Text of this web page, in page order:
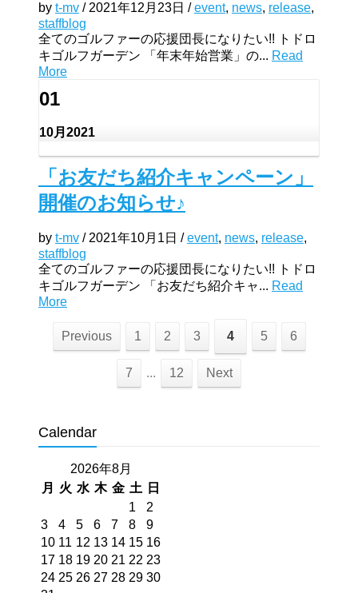
by t-mv / 2021年12月23日 / event, news, release,
staffblog
全てのゴルファーの応援団長になりたい!! トドロ
キゴルフガーデン 「年末年始営業」の... Read
More
01
10月 2021
「お友だち紹介キャンペーン」
開催のお知らせ♪
by t-mv / 2021年10月1日 / event, news, release,
staffblog
全てのゴルファーの応援団長になりたい!! トドロ
キゴルフガーデン 「お友だち紹介キャ... Read
More
Previous 1 2 3 4 5 6
7 ... 12 Next
Calendar
2026年8月
月
火 水 木 金 土
日
1
2
3
4 5 6 7 8
9
10 11 12 13 14 15 16
17 18 19 20 21 22 23
24 25 26 27 28 29 30